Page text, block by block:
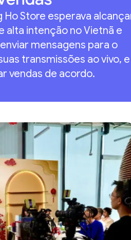
Ho Store esperava
alta intenção no Vietnã e
mensagens para o
transmissões ao vivo, e
vendas de acordo.